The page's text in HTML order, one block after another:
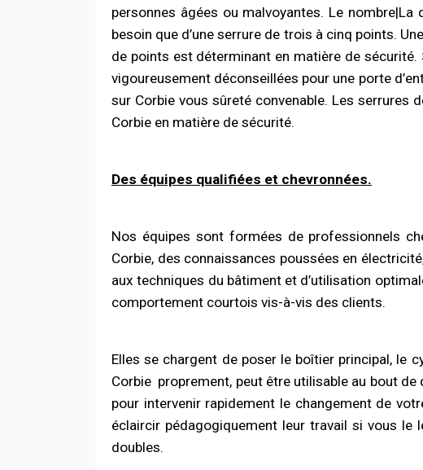
personnes âgées ou malvoyantes. Le
besoin que d’une serrure de trois à cinq points.
de points est déterminant en matière de
vigoureusement déconseillées pour une porte
sur Corbie vous sûreté convenable. Les serrures
Corbie en matière de sécurité.
Des équipes qualifiées et chevronnées.
Nos équipes sont formées de professionnels
Corbie, des connaissances poussées en
aux techniques du bâtiment et d’utilisation
comportement courtois vis-à-vis des clients.
Elles se chargent de poser le boîtier principal, le
Corbie proprement, peut être utilisable au bout
pour intervenir rapidement le changement de
éclaircir pédagogiquement leur travail si vous le
doubles.